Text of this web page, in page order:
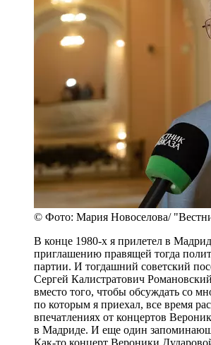
© Фото: Мария Новоселова/
В конце 1980-х я прилетел в
приглашению правящей тогда
партии. И тогдашний советский
Сергей Калистратович
вместо того, чтобы обсуждать со
по которым я приехал, все время
впечатлениях от концертов
в Мадриде. И еще один
Как-то концерт Вероники